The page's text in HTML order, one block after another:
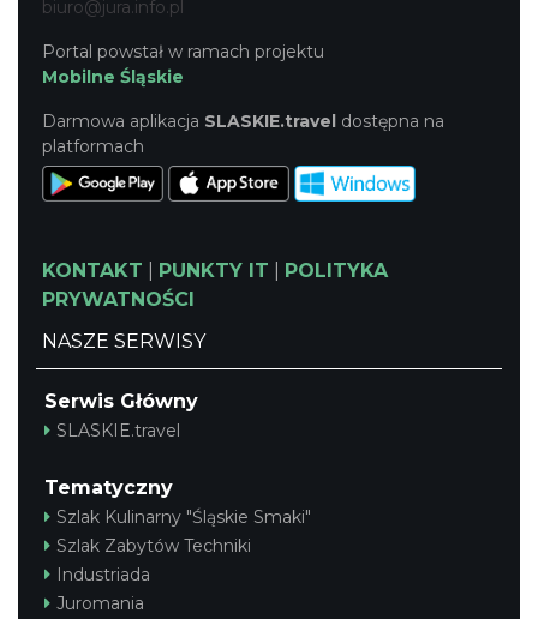
biuro@jura.info.pl
Portal powstał w ramach projektu
Mobilne Śląskie
Darmowa aplikacja SLASKIE.travel dostępna na
platformach
KONTAKT PUNKTY IT
POLITYKA
PRYWATNOŚCI
NASZE SERWISY
Serwis Główny
SLASKIE.travel
Tematyczny
Szlak Kulinarny "Śląskie Smaki"
Szlak Zabytów Techniki
Industriada
Juromania